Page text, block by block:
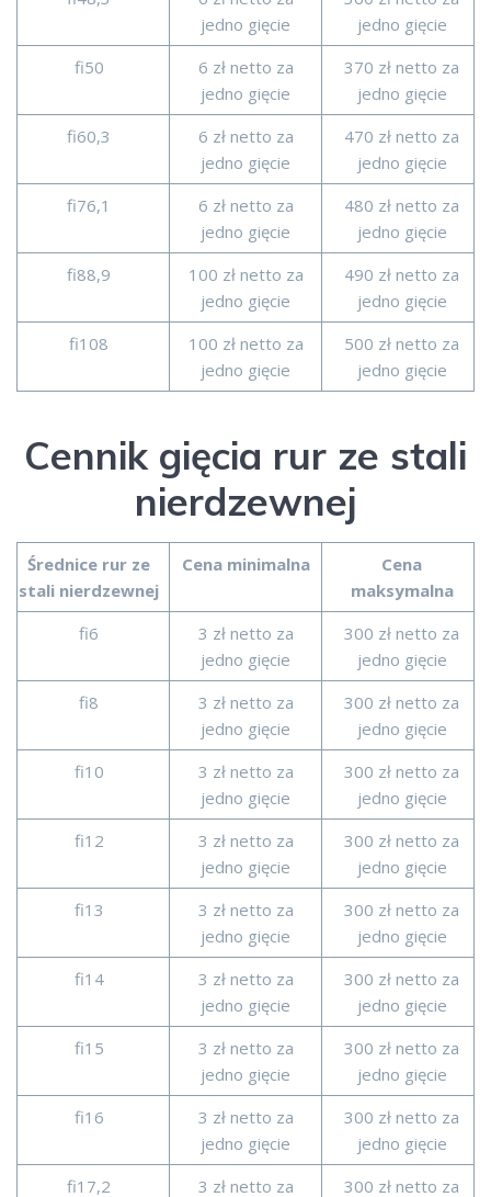
jedno gięcie
jedno gięcie
fi50
6 zł netto za
jedno gięcie
370 zł netto za
jedno gięcie
fi60,3
6 zł netto za
jedno gięcie
470 zł netto za
jedno gięcie
fi76,1
6 zł netto za
jedno gięcie
480 zł netto za
jedno gięcie
fi88,9
100 zł netto za
jedno gięcie
490 zł netto za
jedno gięcie
fi108
100 zł netto za
jedno gięcie
500 zł netto za
jedno gięcie
Cennik gięcia rur ze stali
nierdzewnej
Średnice rur ze
stali nierdzewnej
Cena minimalna
Cena
maksymalna
fi6
3 zł netto za
jedno gięcie
300 zł netto za
jedno gięcie
fi8
3 zł netto za
jedno gięcie
300 zł netto za
jedno gięcie
fi10
3 zł netto za
jedno gięcie
300 zł netto za
jedno gięcie
fi12
3 zł netto za
jedno gięcie
300 zł netto za
jedno gięcie
fi13
3 zł netto za
jedno gięcie
300 zł netto za
jedno gięcie
fi14
3 zł netto za
jedno gięcie
300 zł netto za
jedno gięcie
fi15
3 zł netto za
jedno gięcie
300 zł netto za
jedno gięcie
fi16
3 zł netto za
jedno gięcie
300 zł netto za
jedno gięcie
fi17,2
3 zł netto za
300 zł netto za